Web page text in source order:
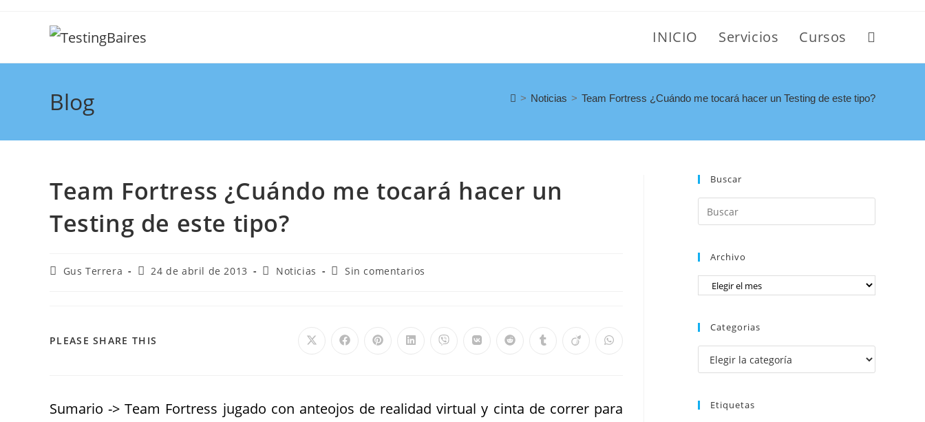
INICIO Servicios Cursos
Blog > Noticias > Team Fortress ¿Cuándo me tocará hacer un Testing de este tipo?
Team Fortress ¿Cuándo me tocará hacer un
Testing de este tipo?
Gus Terrera 24 de abril de 2013 Noticias Sin comentarios
PLEASE SHARE THIS
Sumario -> Team Fortress jugado con anteojos de realidad virtual y cinta de correr para
Buscar
Archivo
Categorias
Etiquetas